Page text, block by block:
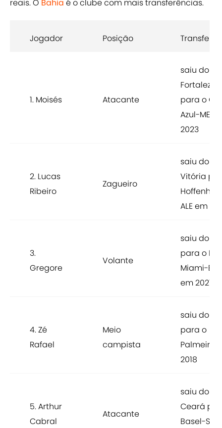
reais. O Bahia é o clube com mais transferências.
Jogador Posição
1. Moisés Atacante
saiu do
Fortaleza
para o
Azul-MEX
2023
2. Lucas
Ribeiro
Zagueiro
saiu do
Vitória
ALE em
3.
Gregore
Volante
saiu do
para o
Miami-EUA
em 2021
4. Zé
Rafael
Meio
campista
saiu do
para o
Palmeiras
2018
5. Arthur
Cabral
Atacante
saiu do
Ceará
Basel-SUI